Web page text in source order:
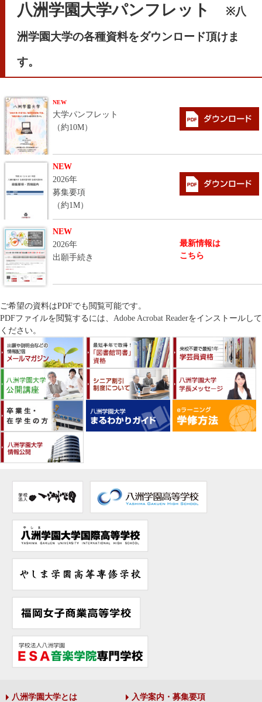
八洲学園大学パンフレット ※八
洲学園大学の各種資料をダウンロード頂けま
す。
NEW
大学パンフレット
（約10M）
NEW
2026年
募集要項
（約1M）
NEW
2026年
出願手続き
最新情報は
こちら
ご希望の資料はPDFでも閲覧可能です。
PDFファイルを閲覧するには、 Adobe Acrobat Readerをインストールして
ください。
八洲学園大学とは
入学案内・募集要項